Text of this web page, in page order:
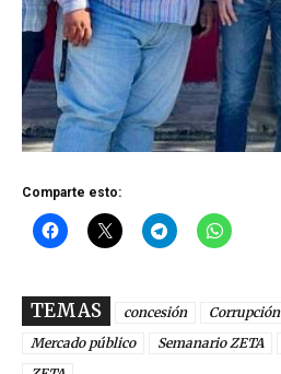
Comparte esto:
TEMAS concesión Corrupción
Mercado público
Semanario ZETA